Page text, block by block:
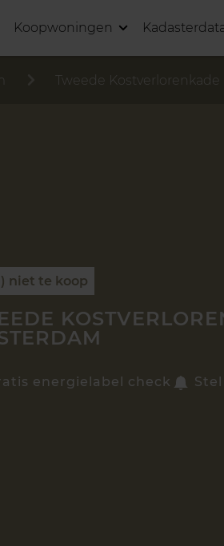
Koopwoningen
Tweede Kostverlorenkade
niet te koop
energielabel check